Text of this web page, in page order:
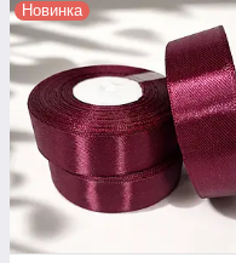
Новинка